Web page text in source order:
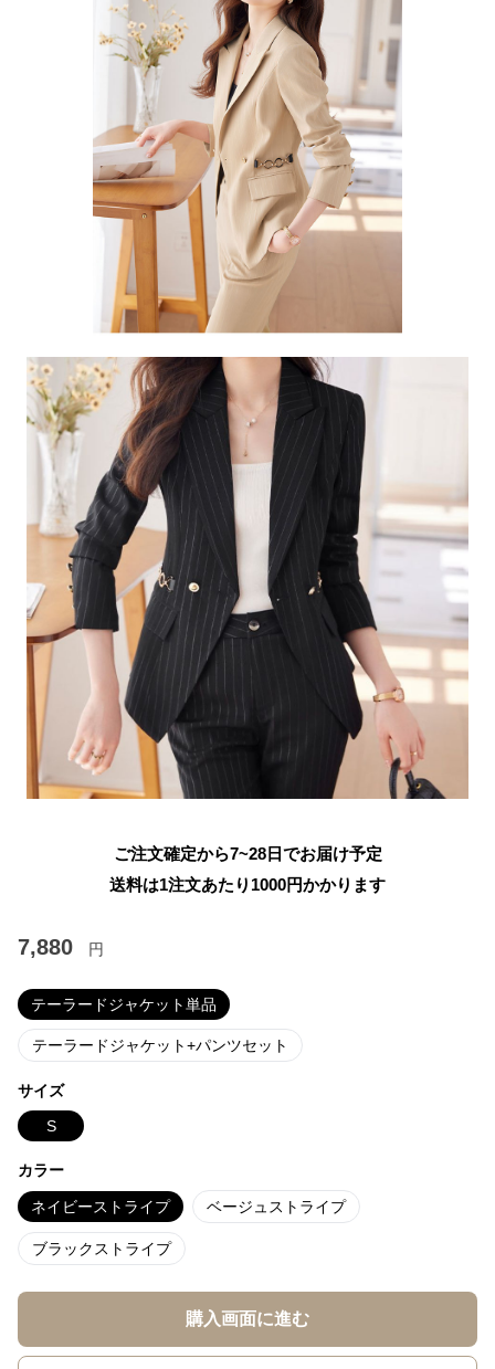
ご注文確定から7~28日でお届け予定
送料は1注文あたり 1000円かかります
7,880 円
テーラードジャケット単品
テーラードジャケット+パンツセット
サイズ
S
カラー
ネイビーストライプ ベージュストライプ
ブラックストライプ
購入画面に進む